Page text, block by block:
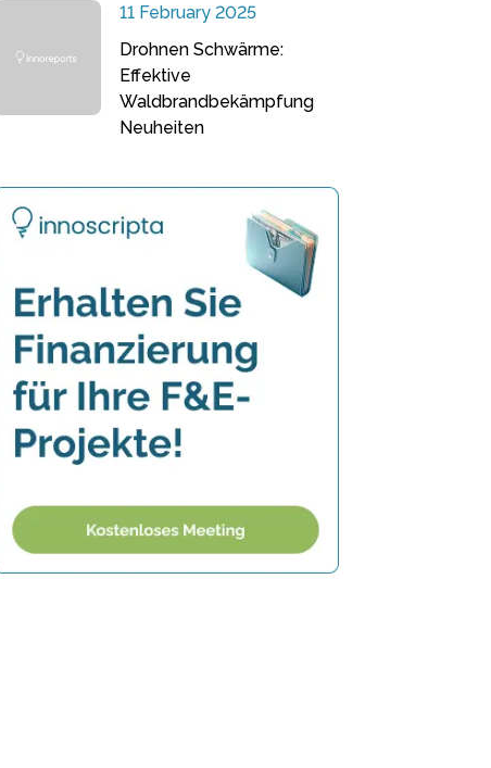
11 February 2025
Drohnen Schwärme:
Effektive
Waldbrandbekämpfung
Neuheiten